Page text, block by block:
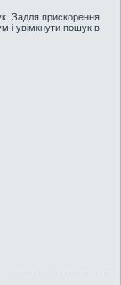
Задля прискорення
і увімкнути пошук в